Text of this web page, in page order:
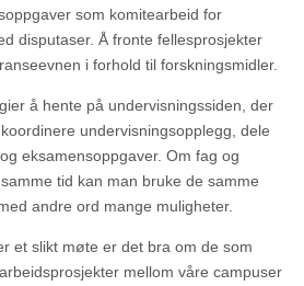
som komitearbeid for
disputaser. Å fronte fellesprosjekter
i forhold til forskningsmidler.
å hente på undervisningssiden, der
undervisningsopplegg, dele
eksamensoppgaver. Om fag og
tid kan man bruke de samme
andre ord mange muligheter.
et slikt møte er det bra om de som
mellom våre campuser